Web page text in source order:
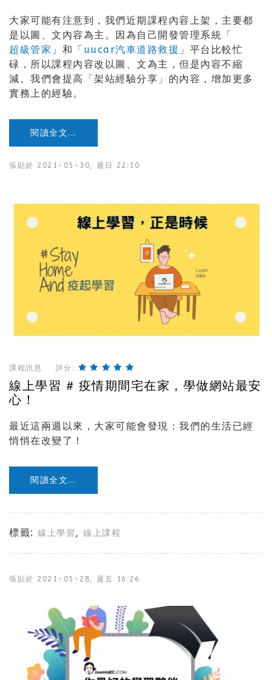
張貼於 2021-05-30, 週日 22:10
大家可能有注意到，我們近期課程內容上架，主要都
是以圖、文內容為主。因為自己開發管理系統「
超級管家 」和「 uucar汽車道路救援 」平台比較忙
碌，所以課程內容改以圖、文為主，但是內容不縮
減。我們會提高「架站經驗分享」的內容，增加更多
實務上的經驗。
閱讀全文...
課程訊息
張貼於 2021-05-28, 週五 16:26
評分:
線上學習 # 疫情期間宅在家，學做網站最安
心！
最近這兩週以來，大家可能會發現：我們的生活已經
悄悄在改變了！
閱讀全文...
標籤: 線上學習, 線上課程